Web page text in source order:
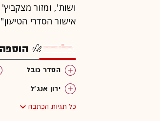
ושות', ומזור
אישור הסדרי
הסדר כובל
ירון אנג'ל
כל תגיות הכתבה